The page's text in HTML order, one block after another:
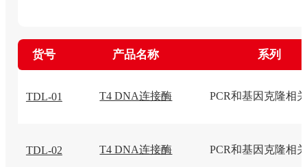
货号 产品名称 系列
TDL-01 T4 DNA连接酶 PCR和基因克隆相
TDL-02 T4 DNA连接酶 PCR和基因克隆相